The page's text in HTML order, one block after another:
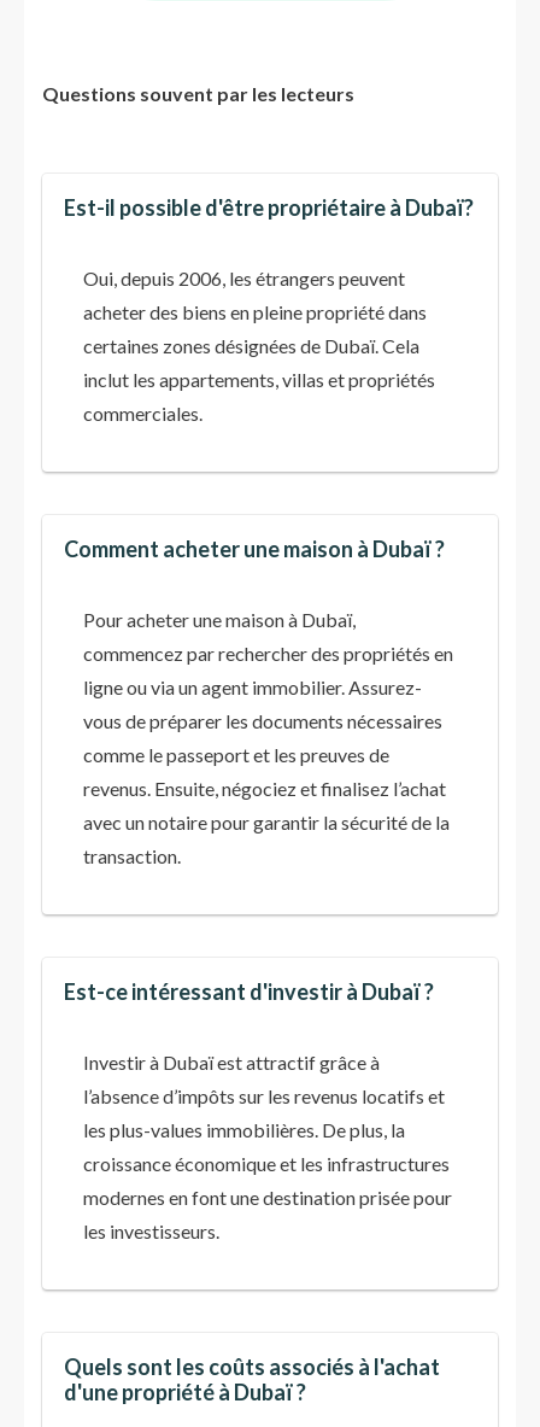
Questions souvent par les lecteurs
Est-il possible d'être propriétaire à Dubaï?
Oui, depuis 2006, les étrangers peuvent
acheter des biens en pleine propriété dans
certaines zones désignées de Dubaï. Cela
inclut les appartements, villas et propriétés
commerciales.
Comment acheter une maison à Dubaï ?
Pour acheter une maison à Dubaï,
commencez par rechercher des propriétés en
ligne ou via un agent immobilier. Assurez-
vous de préparer les documents nécessaires
comme le passeport et les preuves de
revenus. Ensuite, négociez et finalisez l’achat
avec un notaire pour garantir la sécurité de la
transaction​.
Est-ce intéressant d'investir à Dubaï ?
Investir à Dubaï est attractif grâce à
l’absence d’impôts sur les revenus locatifs et
les plus-values immobilières. De plus, la
croissance économique et les infrastructures
modernes en font une destination prisée pour
les investisseurs​.
Quels sont les coûts associés à l'achat
d'une propriété à Dubaï ?